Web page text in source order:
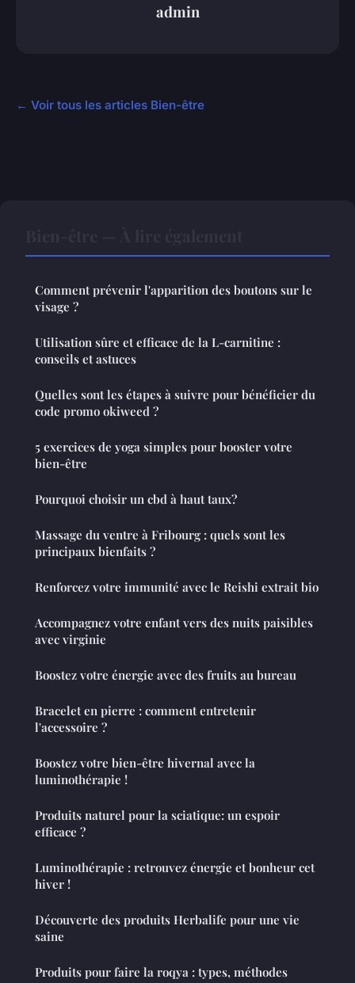
admin
← Voir tous les articles Bien-être
Comment prévenir l'apparition des boutons sur le
visage ?
Utilisation sûre et efficace de la L-carnitine :
conseils et astuces
Quelles sont les étapes à suivre pour bénéficier du
code promo okiweed ?
5 exercices de yoga simples pour booster votre
bien-être
Pourquoi choisir un cbd à haut taux?
Massage du ventre à Fribourg : quels sont les
principaux bienfaits ?
Renforcez votre immunité avec le Reishi extrait bio
Accompagnez votre enfant vers des nuits paisibles
avec virginie
Boostez votre énergie avec des fruits au bureau
Bracelet en pierre : comment entretenir
l'accessoire ?
Boostez votre bien-être hivernal avec la
luminothérapie !
Produits naturel pour la sciatique: un espoir
efficace ?
Luminothérapie : retrouvez énergie et bonheur cet
hiver !
Découverte des produits Herbalife pour une vie
saine
Produits pour faire la roqya : types, méthodes